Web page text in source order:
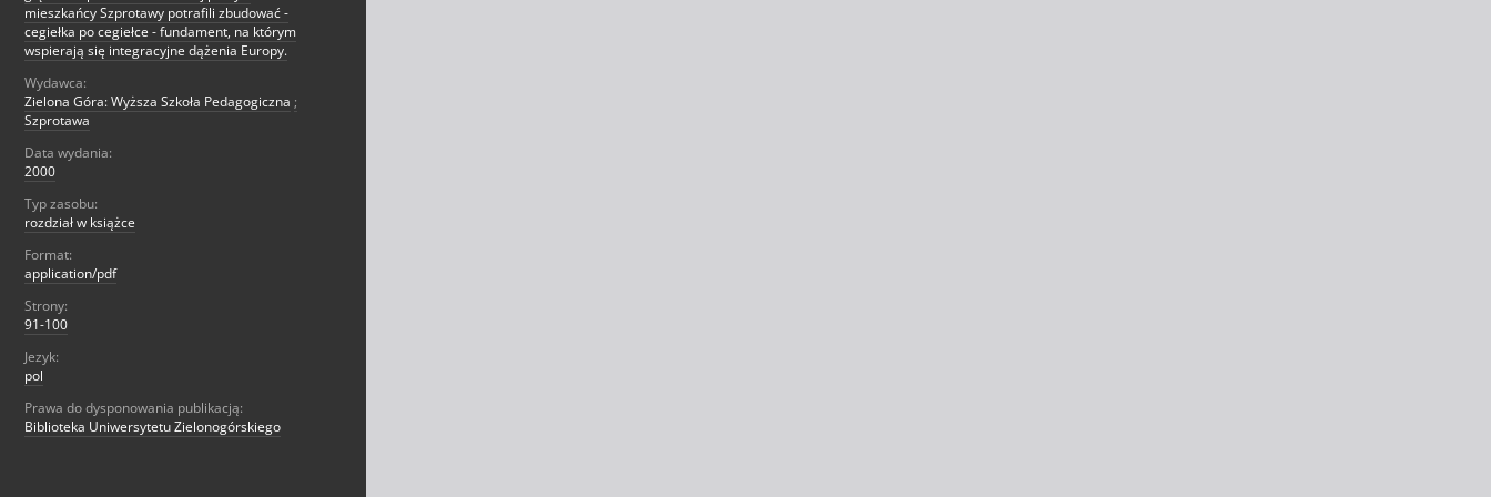
mieszkańcy Szprotawy potrafili zbudować -
cegiełka po cegiełce - fundament, na którym
wspierają się integracyjne dążenia Europy.
Wydawca:
Zielona Góra: Wyższa Szkoła Pedagogiczna ;
Szprotawa
Data wydania:
2000
Typ zasobu:
rozdział w książce
Format:
application/pdf
Strony:
91-100
Jezyk:
pol
Prawa do dysponowania publikacją:
Biblioteka Uniwersytetu Zielonogórskiego